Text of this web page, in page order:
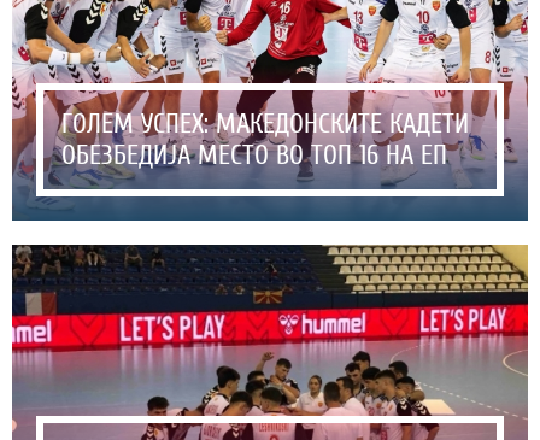
ГОЛЕМ УСПЕХ: МАКЕДОНСКИТЕ КАДЕТИ
ОБЕЗБЕДИЈА МЕСТО ВО ТОП 16 НА ЕП